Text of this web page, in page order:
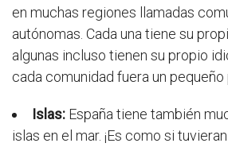
en muchas regiones llamadas
autónomas. Cada una tiene su
algunas incluso tienen su propio
cada comunidad fuera un pequeño
Islas: España tiene también
islas en el mar. ¡Es como si